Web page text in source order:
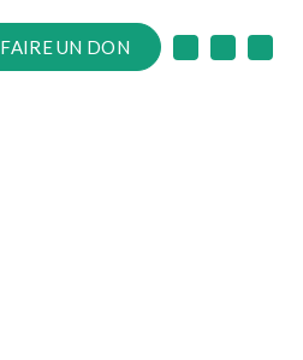
FAIRE UN DON